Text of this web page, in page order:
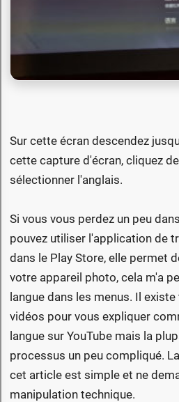
Sur cette écran descendez
cette capture d'écran, cliquez
sélectionner l'anglais.
Si vous vous perdez un peu
pouvez utiliser l'application de
dans le Play Store, elle permet
votre appareil photo, cela m'a
langue dans les menus. Il
vidéos pour vous expliquer
langue sur YouTube mais la
processus un peu compliqué.
cet article est simple et ne
manipulation technique.